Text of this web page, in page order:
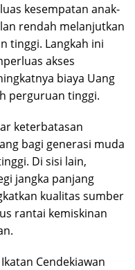
kesempatan anak-
rendah melanjutkan
tinggi. Langkah ini
akses
biaya Uang
perguruan tinggi.
keterbatasan
bagi generasi muda
Di sisi lain,
jangka panjang
kualitas sumber
rantai kemiskinan
Cendekiawan